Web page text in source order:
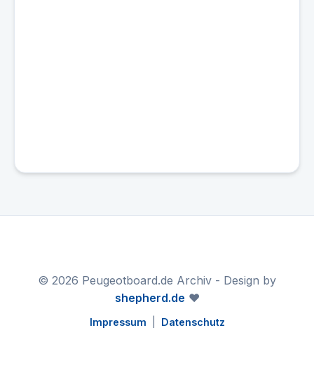
© 2026 Peugeotboard.de Archiv - Design by
shepherd.de ❤️
Impressum Datenschutz